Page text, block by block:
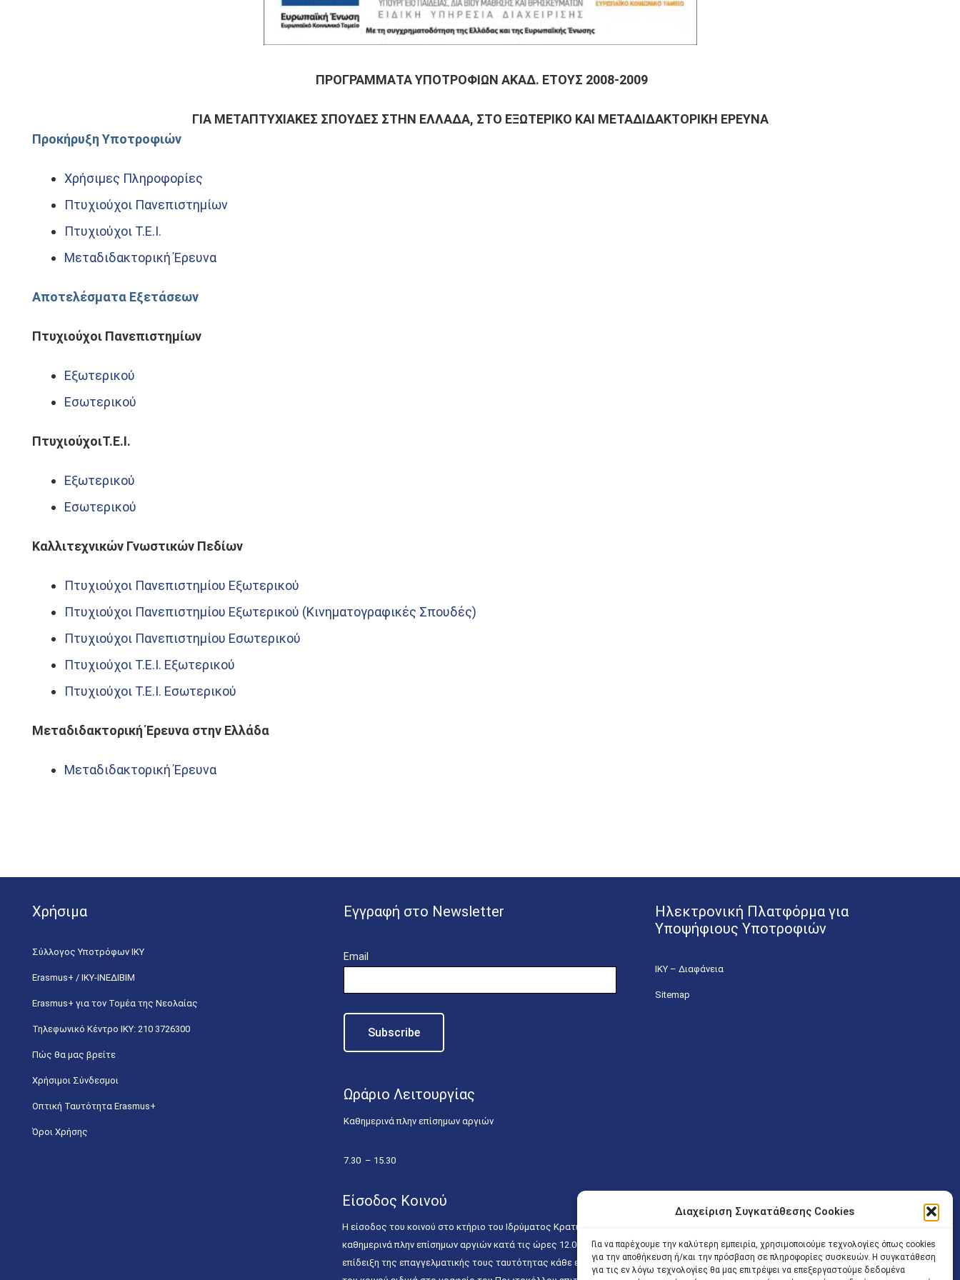
Διαχείριση Συγκατάθεσης Cookies
Για να παρέχουμε την καλύτερη εμπειρία, χρησιμοποιούμε τεχνολογίες όπως cookies
για την αποθήκευση ή/και την πρόσβαση σε πληροφορίες συσκευών. Η συγκατάθεση
για τις εν λόγω τεχνολογίες θα μας επιτρέψει να επεξεργαστούμε δεδομένα
ΠΡΟΓΡΑΜΜΑΤΑ ΥΠΟΤΡΟΦΙΩΝ ΑΚΑΔ. ΕΤΟΥΣ 2008-2009
ΓΙΑ ΜΕΤΑΠΤΥΧΙΑΚΕΣ ΣΠΟΥΔΕΣ ΣΤΗΝ ΕΛΛΑΔΑ, ΣΤΟ ΕΞΩΤΕΡΙΚΟ ΚΑΙ ΜΕΤΑΔΙΔΑΚΤΟΡΙΚΗ ΕΡΕΥΝΑ
Προκήρυξη Υποτροφιών
Χρήσιμες Πληροφορίες
Πτυχιούχοι Πανεπιστημίων
Πτυχιούχοι Τ.Ε.Ι.
Μεταδιδακτορική Έρευνα
Αποτελέσματα Εξετάσεων
Πτυχιούχοι Πανεπιστημίων
Εξωτερικού
Εσωτερικού
ΠτυχιούχοιΤ.Ε.Ι.
Εξωτερικού
Εσωτερικού
Καλλιτεχνικών Γνωστικών Πεδίων
Πτυχιούχοι Πανεπιστημίου Εξωτερικού
Πτυχιούχοι Πανεπιστημίου Εξωτερικού (Κινηματογραφικές Σπουδές)
Πτυχιούχοι Πανεπιστημίου Εσωτερικού
Πτυχιούχοι Τ.Ε.Ι. Εξωτερικού
Πτυχιούχοι Τ.Ε.Ι. Εσωτερικού
Μεταδιδακτορική Έρευνα στην Ελλάδα
Μεταδιδακτορική Έρευνα
Χρήσιμα
Σύλλογος Υποτρόφων ΙΚΥ
Erasmus+ / ΙΚΥ-ΙΝΕΔΙΒΙΜ
Erasmus+ για τον Τομέα της Νεολαίας
Τηλεφωνικό Κέντρο IKY: 210 3726300
Πώς θα μας βρείτε
Χρήσιμοι Σύνδεσμοι
Οπτική Ταυτότητα Erasmus+
Όροι Χρήσης
Εγγραφή στο Newsletter
Email
Ωράριο Λειτουργίας
Καθημερινά πλην επίσημων αργιών
7.30 – 15.30
Ηλεκτρονική Πλατφόρμα για
Υποψήφιους Υποτροφιών
ΙΚΥ – Διαφάνεια
Sitemap
Είσοδος Κοινού
Η είσοδος του κοινού στο κτήριο του Ιδρύματος Κρατικών Υποτροφιών (Λ. Εθνικής Αντιστάσεως 41 T.K.14234 Νέα Ιωνία), επιτρέπεται
καθημερινά πλην επίσημων αργιών κατά τις ώρες 12.00 – 15.00. Η είσοδος των Δικηγόρων στο κτήριο επιτρέπεται ελεύθερα με την
επίδειξη της επαγγελματικής τους ταυτότητας κάθε εργάσιμη ημέρα και ώρα χωρίς κανέναν χρονικό ή άλλο περιορισμό. Η είσοδος